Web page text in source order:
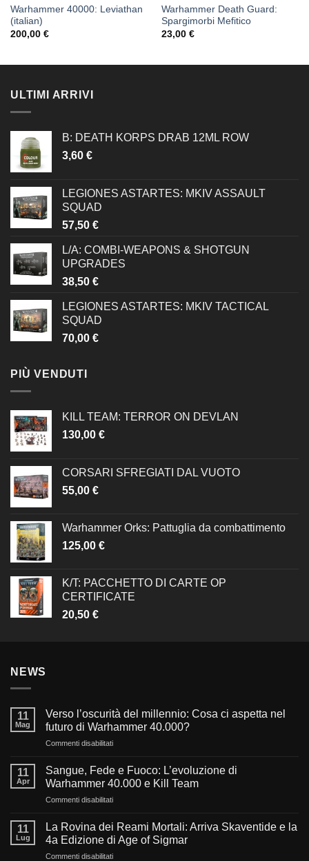
Warhammer 40000: Leviathan
(italian)
200,00 €
Warhammer Death Guard:
Spargimorbi Mefitico
23,00 €
ULTIMI ARRIVI
B: DEATH KORPS DRAB 12ML ROW
3,60 €
LEGIONES ASTARTES: MKIV ASSAULT
SQUAD
57,50 €
L/A: COMBI-WEAPONS & SHOTGUN
UPGRADES
38,50 €
LEGIONES ASTARTES: MKIV TACTICAL
SQUAD
70,00 €
PIÙ VENDUTI
KILL TEAM: TERROR ON DEVLAN
130,00 €
CORSARI SFREGIATI DAL VUOTO
55,00 €
Warhammer Orks: Pattuglia da combattimento
125,00 €
K/T: PACCHETTO DI CARTE OP
CERTIFICATE
20,50 €
NEWS
11
Mag
Verso l’oscurità del millennio: Cosa ci aspetta nel
futuro di Warhammer 40.000?
Commenti disabilitatisu
l’oscurità
del
millennio:
Cosa
aspetta
nel
futuro
11
Apr
Sangue, Fede e Fuoco: L’evoluzione di
Warhammer 40.000 e Kill Team
Commenti disabilitatisu
Fede
e
Fuoco:
L’evoluzione
11
Lug
La Rovina dei Reami Mortali: Arriva Skaventide e la
4a Edizione di Age of Sigmar
Commenti disabilitatisu